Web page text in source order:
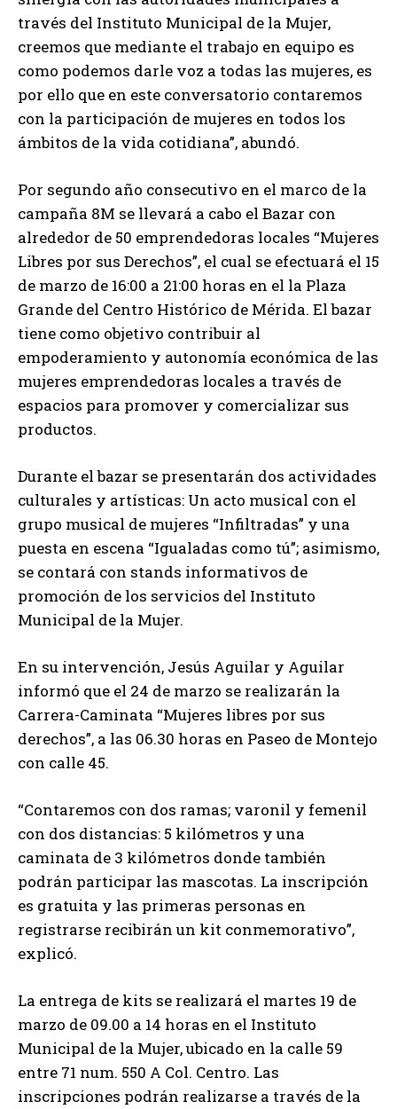
través del Instituto Municipal de la Mujer,
creemos que mediante el trabajo en equipo es
como podemos darle voz a todas las mujeres, es
por ello que en este conversatorio contaremos
con la participación de mujeres en todos los
ámbitos de la vida cotidiana”, abundó.
Por segundo año consecutivo en el marco de la
campaña 8M se llevará a cabo el Bazar con
alrededor de 50 emprendedoras locales “Mujeres
Libres por sus Derechos”, el cual se efectuará el 15
de marzo de 16:00 a 21:00 horas en el la Plaza
Grande del Centro Histórico de Mérida. El bazar
tiene como objetivo contribuir al
empoderamiento y autonomía económica de las
mujeres emprendedoras locales a través de
espacios para promover y comercializar sus
productos.
Durante el bazar se presentarán dos actividades
culturales y artísticas: Un acto musical con el
grupo musical de mujeres “Infiltradas” y una
puesta en escena “Igualadas como tú”; asimismo,
se contará con stands informativos de
promoción de los servicios del Instituto
Municipal de la Mujer.
En su intervención, Jesús Aguilar y Aguilar
informó que el 24 de marzo se realizarán la
Carrera-Caminata “Mujeres libres por sus
derechos”, a las 06.30 horas en Paseo de Montejo
con calle 45.
“Contaremos con dos ramas; varonil y femenil
con dos distancias: 5 kilómetros y una
caminata de 3 kilómetros donde también
podrán participar las mascotas. La inscripción
es gratuita y las primeras personas en
registrarse recibirán un kit conmemorativo”,
explicó.
La entrega de kits se realizará el martes 19 de
marzo de 09.00 a 14 horas en el Instituto
Municipal de la Mujer, ubicado en la calle 59
entre 71 num. 550 A Col. Centro. Las
inscripciones podrán realizarse a través de la